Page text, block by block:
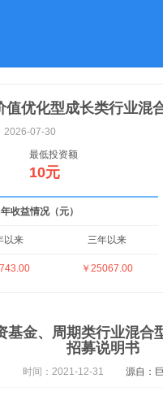
优化型成长类行业混
2026-07-30
最低投资额
10元
收益情况（元）
以来 三年以来
￥25067.00
金、周期类行业混
招募说明书
时间：2021-12-31 源自：